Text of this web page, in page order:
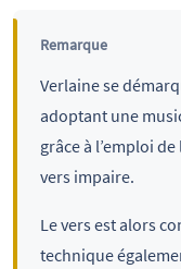
Remarque
Verlaine se
adoptant une
grâce à l’emploi de
vers impaire.
Le vers est alors
technique